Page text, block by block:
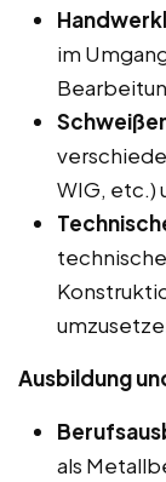
im
WIG, etc.)
Ausbildung
als